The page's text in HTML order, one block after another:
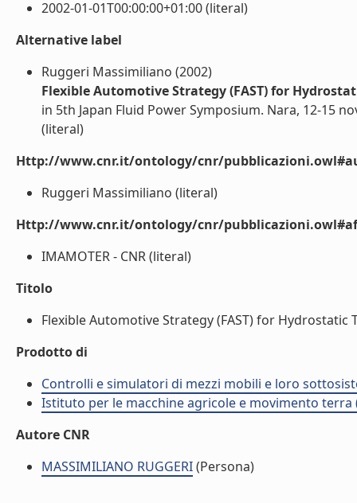
2002-01-01T00:00:00+01:00 (literal)
Alternative label
Ruggeri Massimiliano (2002)
Flexible Automotive Strategy (FAST) for
in 5th Japan Fluid Power Symposium. Nara, 12-15
(literal)
Http://www.cnr.it/ontology/cnr/
Ruggeri Massimiliano (literal)
Http://www.cnr.it/ontology/cnr/
IMAMOTER - CNR (literal)
Titolo
Flexible Automotive Strategy (FAST) for Hydrostatic
Prodotto di
Controlli e simulatori di mezzi mobili e loro
Istituto per le macchine agricole e movimento terra
Autore CNR
MASSIMILIANO RUGGERI(Persona)